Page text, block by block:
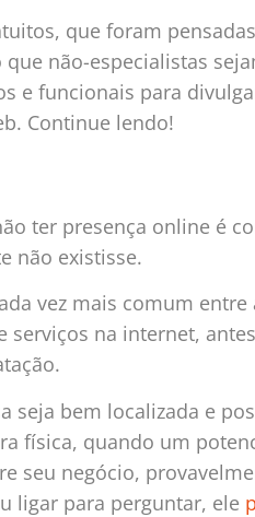
que foram
não-especialistas
e funcionais para
Continue lendo!
ter presença online é
não existisse.
vez mais comum entre
serviços na internet,
seja bem localizada e
física, quando um
seu negócio,
ligar para perguntar, ele